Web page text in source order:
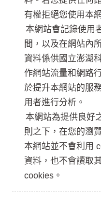
有權拒絕您使用本
本網站會記錄使用
間，以及在網站內
資料係供國立澎湖
作網站流量和網路
於提升本網站的服
用者進行分析。
本網站為提供良好
則之下，在您的瀏
本網站並不會利用
資料，也不會讀取
cookies。